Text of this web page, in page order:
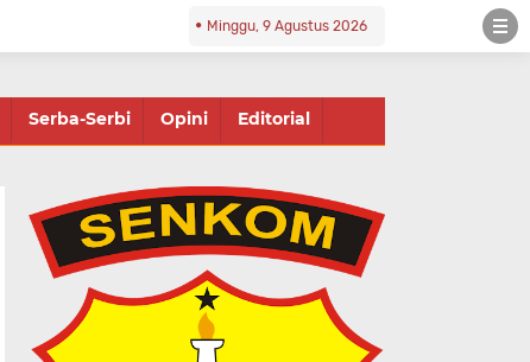
Minggu, 9 Agustus 2026
Serba-Serbi Opini Editorial